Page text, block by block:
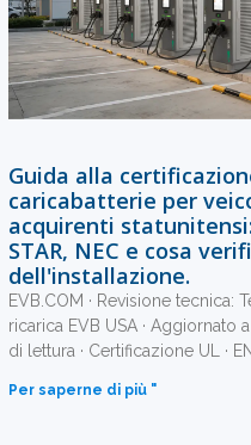
Guida alla
caricabatterie per
acquirenti statunitensi:
STAR, NEC e cosa
dell'installazione.
EVB.COM · Revisione tecnica:
ricarica EVB USA · Aggiornato
di lettura · Certificazione UL ·
Per saperne di più "